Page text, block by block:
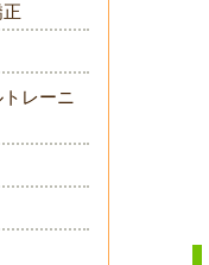
レーニ